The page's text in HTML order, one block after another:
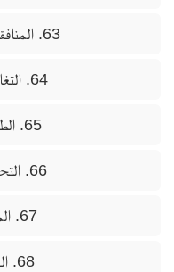
63. المنافقون
64. التغابن
65. الطلاق
66. التحريم
67. الملك
68. القلم